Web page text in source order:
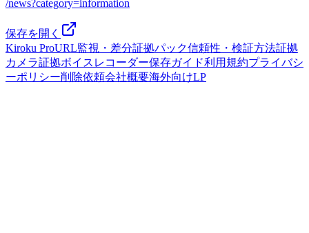
/news?category=information
保存を開く
Kiroku ProURL監視・差分証拠パック信頼性・検証方法証拠
カメラ証拠ボイスレコーダー保存ガイド利用規約プライバシ
ーポリシー削除依頼会社概要海外向けLP